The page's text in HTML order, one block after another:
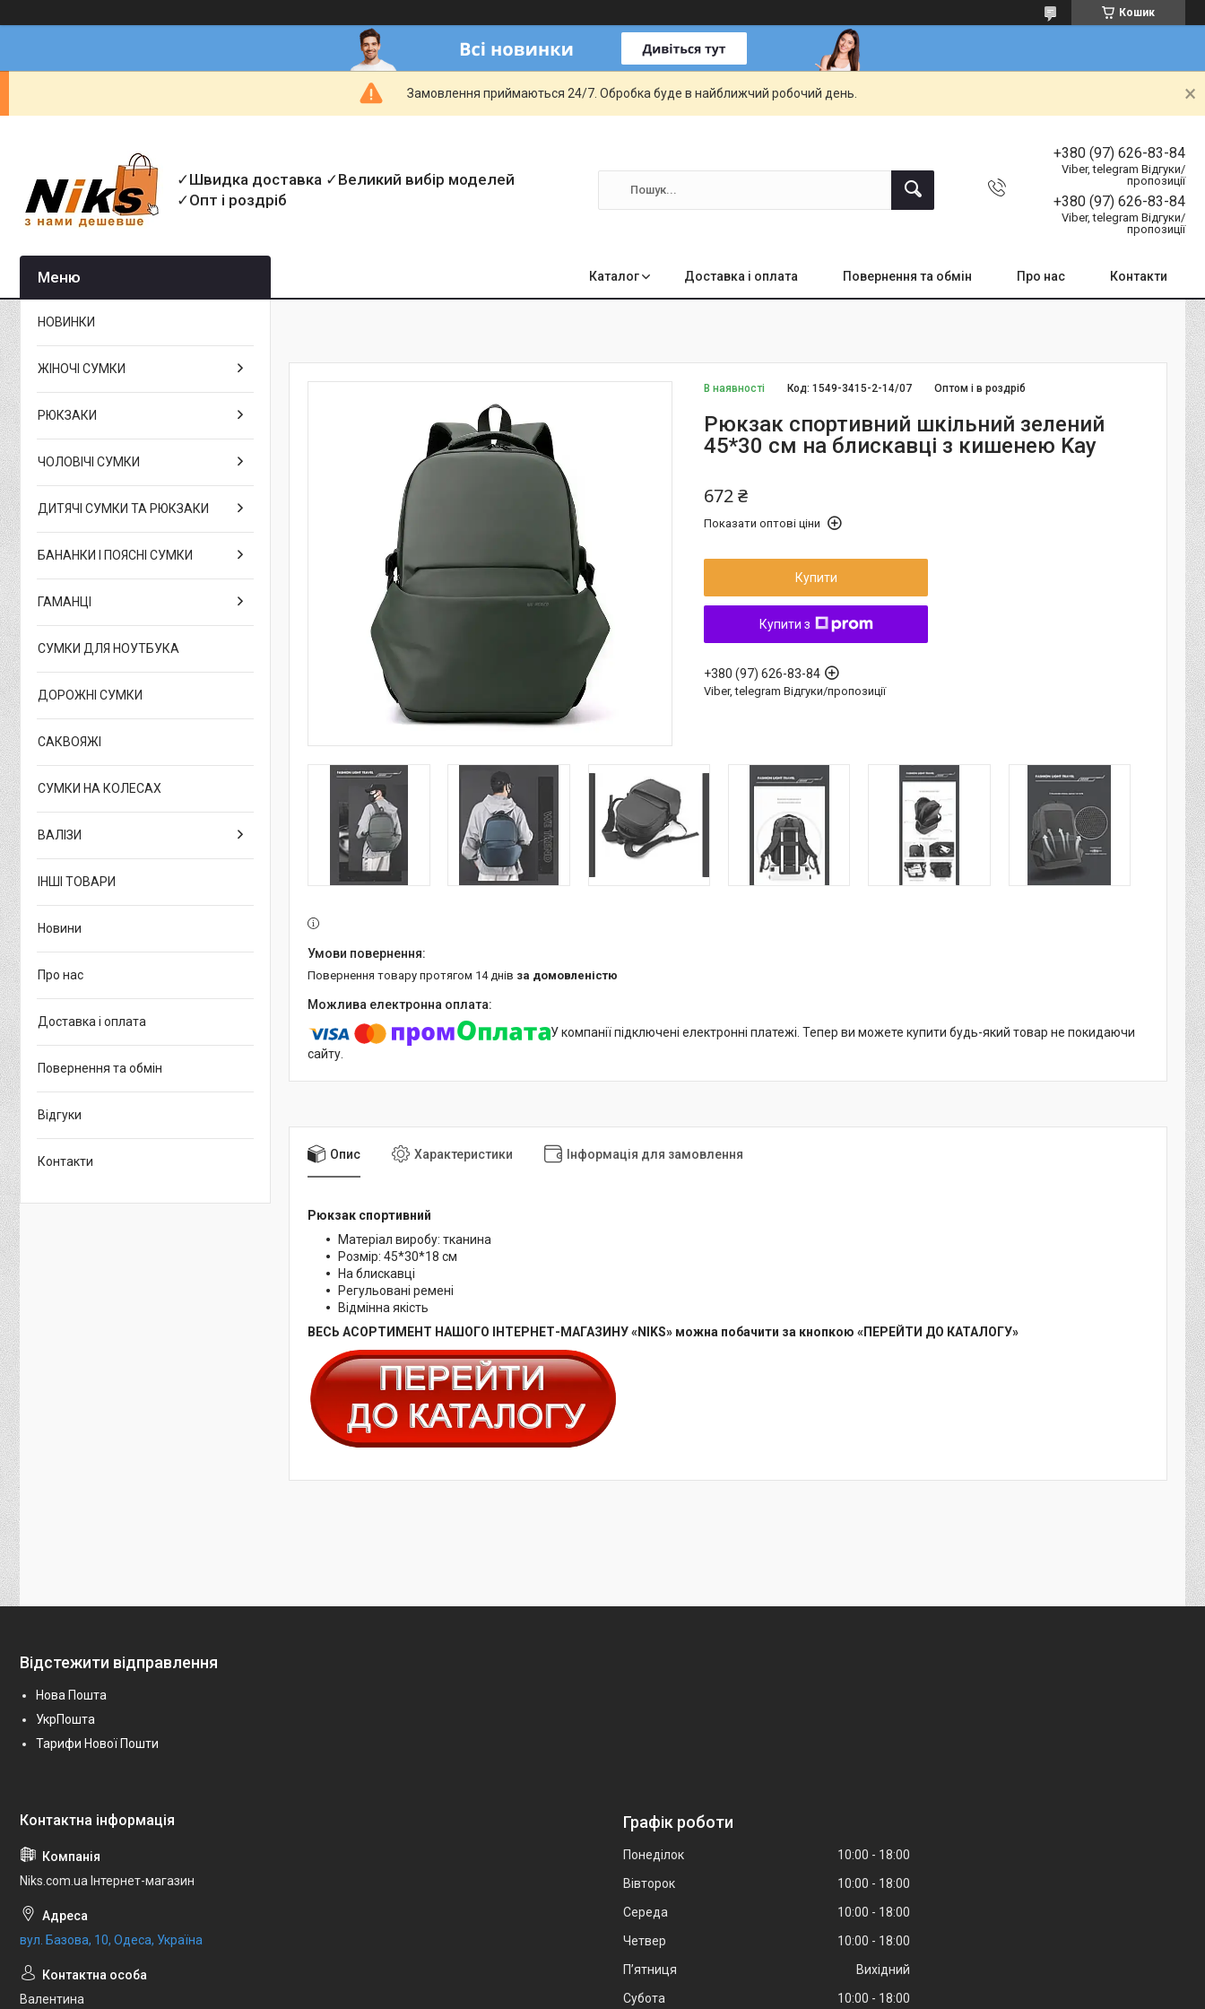
Кошик
Замовлення приймаються 24/7. Обробка буде в найближчий робочий день.
✓Швидка доставка ✓Великий вибір моделей
✓Опт і роздріб
+380 (97) 626-83-84
Viber, telegram Відгуки/
пропозиції
+380 (97) 626-83-84
Viber, telegram Відгуки/
пропозиції
Каталог Доставка і оплата Повернення та обмін Про нас Контакти
В наявності Оптом і в роздріб
Код:1549-3415-2-14/07
Рюкзак спортивний шкільний зелений
45*30 см на блискавці з кишенею Kay
672 ₴
Показати оптові ціни
Купити
Купити з
+380 (97) 626-83-84
Viber, telegram Відгуки/пропозиції
повернення товару протягом 14 днів за домовленістю
У компанії підключені електронні платежі. Тепер ви можете купити будь-який товар не покидаючи
сайту.
Опис Характеристики Інформація для замовлення
Рюкзак спортивний
Матеріал виробу: тканина
Розмір: 45*30*18 см
На блискавці
Регульовані ремені
Відмінна якість
ВЕСЬ АСОРТИМЕНТ НАШОГО ІНТЕРНЕТ-МАГАЗИНУ «NIKS» можна побачити за кнопкою «ПЕРЕЙТИ ДО КАТАЛОГУ»
НОВИНКИ
ЖІНОЧІ СУМКИ
РЮКЗАКИ
ЧОЛОВІЧІ СУМКИ
ДИТЯЧІ СУМКИ ТА РЮКЗАКИ
БАНАНКИ І ПОЯСНІ СУМКИ
ГАМАНЦІ
СУМКИ ДЛЯ НОУТБУКА
ДОРОЖНІ СУМКИ
САКВОЯЖІ
СУМКИ НА КОЛЕСАХ
ВАЛІЗИ
ІНШІ ТОВАРИ
Новини
Про нас
Доставка і оплата
Повернення та обмін
Відгуки
Контакти
Відстежити відправлення
Нова Пошта
УкрПошта
Тарифи Нової Пошти
Niks.com.ua Інтернет-магазин
вул. Базова, 10, Одеса, Україна
Валентина
Графік роботи
Понеділок 10:00
18:00
Вівторок
10:00
18:00
Середа
10:00
18:00
Четвер
10:00
18:00
Пʼятниця
Вихідний
Субота
10:00 18:00